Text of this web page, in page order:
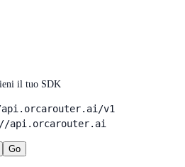
il tuo SDK
v1
api.orcarouter.ai
Go